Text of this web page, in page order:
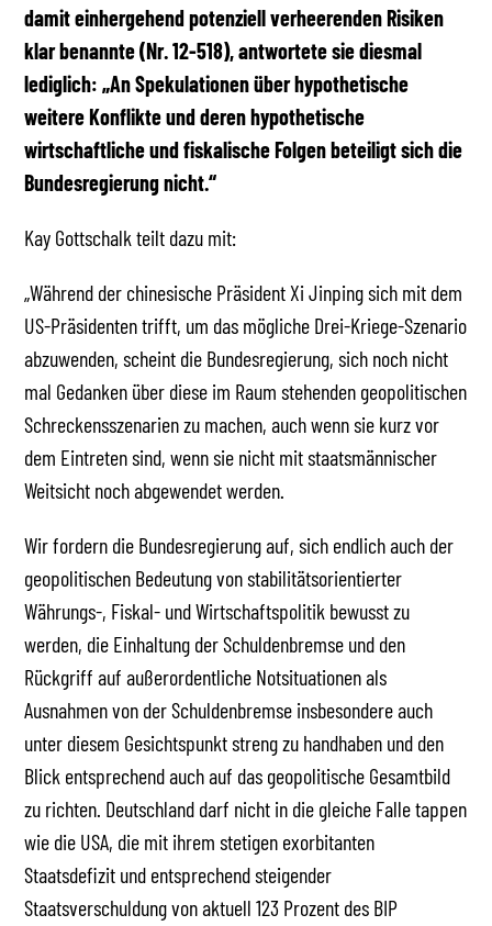
damit einhergehend potenziell verheerenden Risiken
klar benannte (Nr. 12-518), antwortete sie diesmal
lediglich: „An Spekulationen über hypothetische
weitere Konflikte und deren hypothetische
wirtschaftliche und fiskalische Folgen beteiligt sich die
Bundesregierung nicht.“
Kay Gottschalk teilt dazu mit:
„Während der chinesische Präsident Xi Jinping sich mit dem
US-Präsidenten trifft, um das mögliche Drei-Kriege-Szenario
abzuwenden, scheint die Bundesregierung, sich noch nicht
mal Gedanken über diese im Raum stehenden geopolitischen
Schreckensszenarien zu machen, auch wenn sie kurz vor
dem Eintreten sind, wenn sie nicht mit staatsmännischer
Weitsicht noch abgewendet werden.
Wir fordern die Bundesregierung auf, sich endlich auch der
geopolitischen Bedeutung von stabilitätsorientierter
Währungs-, Fiskal- und Wirtschaftspolitik bewusst zu
werden, die Einhaltung der Schuldenbremse und den
Rückgriff auf außerordentliche Notsituationen als
Ausnahmen von der Schuldenbremse insbesondere auch
unter diesem Gesichtspunkt streng zu handhaben und den
Blick entsprechend auch auf das geopolitische Gesamtbild
zu richten. Deutschland darf nicht in die gleiche Falle tappen
wie die USA, die mit ihrem stetigen exorbitanten
Staatsdefizit und entsprechend steigender
Staatsverschuldung von aktuell 123 Prozent des BIP